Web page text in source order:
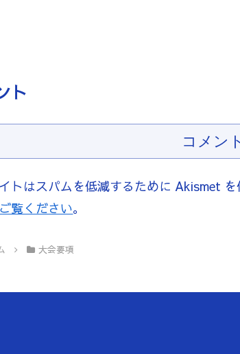
ト
コメン
トはスパムを低減するために Akismet を
覧ください。
大会要項